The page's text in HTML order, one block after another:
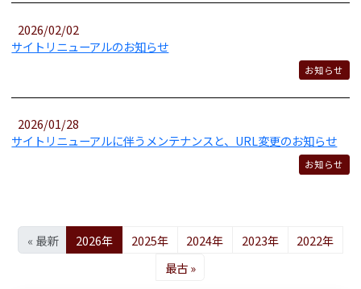
2026/02/02
サイトリニューアルのお知らせ
お知らせ
2026/01/28
サイトリニューアルに伴うメンテナンスと、URL変更のお知らせ
お知らせ
« 最新 2026年 2025年 2024年 2023年
2022年
最古 »